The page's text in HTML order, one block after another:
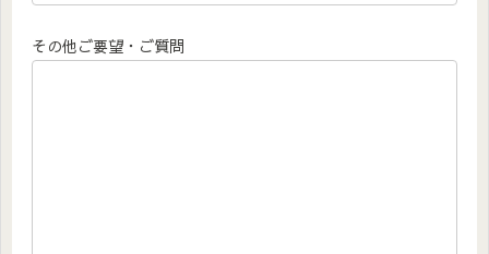
その他ご要望・ご質問